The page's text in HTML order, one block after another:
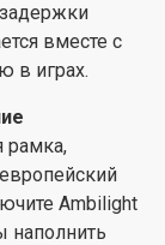
вместе с
в играх.
рамка,
Ambilight
наполнить